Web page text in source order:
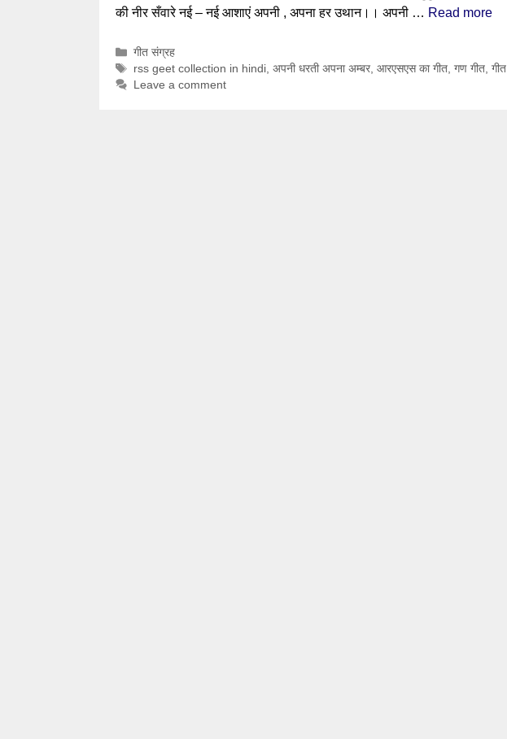
की नीर सँवारे नई – नई आशाएं अपनी , अपना हर उथान।। अपनी … Read more
Categories
गीत संग्रह
Tags
rss geet collection in hindi, अपनी धरती अपना अम्बर, आरएसएस का गीत, गण गीत, गीत
Leave a comment